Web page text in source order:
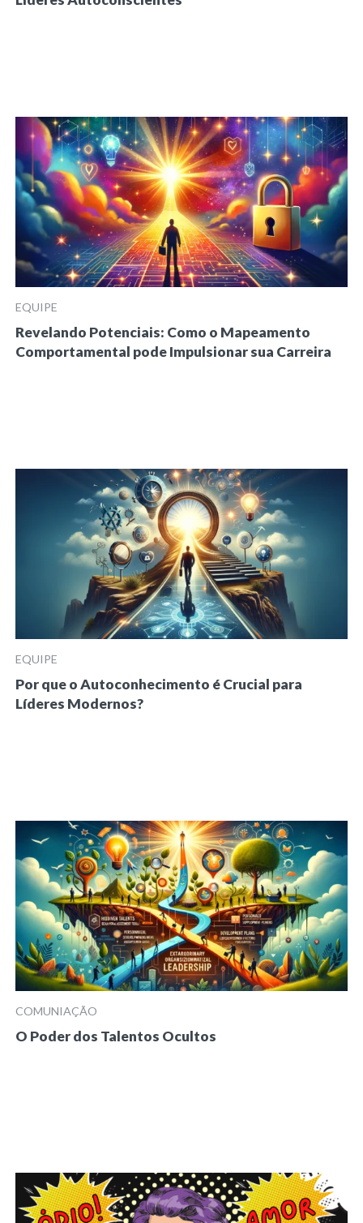
EQUIPE
Revelando Potenciais: Como o Mapeamento
Comportamental pode Impulsionar sua Carreira
EQUIPE
Por que o Autoconhecimento é Crucial para
Líderes Modernos?
COMUNIAÇÃO
O Poder dos Talentos Ocultos